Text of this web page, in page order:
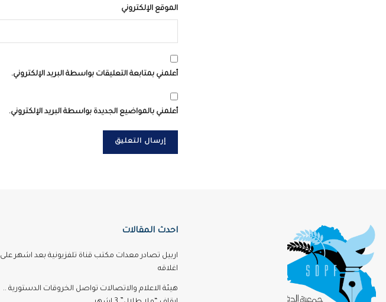
الموقع الإلكتروني
أعلمني بمتابعة التعليقات بواسطة البريد الإلكتروني.
أعلمني بالمواضيع الجديدة بواسطة البريد الإلكتروني.
احدث المقالات
اربيل تصادر معدات مكتب قناة تلفزيونية بعد اشهر على
اغلاقه
هيئة الاعلام والاتصالات تواصل الخروقات الدستورية ..